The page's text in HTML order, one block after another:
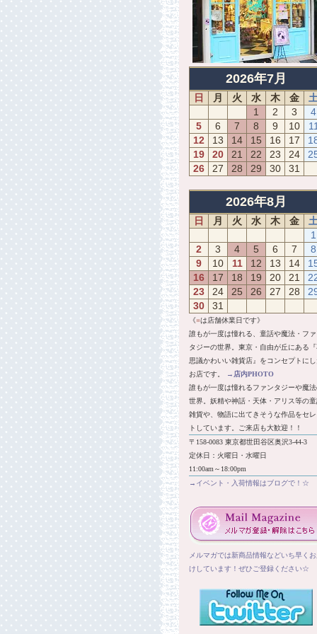
2026年7月
日 月 火 水 木 金
土
1
2 3
4
5
6 7 8 9 10
11
12
13 14 15 16 17
19
20 21 22 23 24
26
27 28 29 30 31
2026年8月
日 月 火 水 木 金
土
1
2
3 4 5 6 7
8
9
10 11 12 13 14
16
17 18 19 20 21
23
24 25 26 27 28
30
31
《■は店舗休業日です》
誰もが一度は憧れる、童話や魔法・ファ
タジーの世界。東京・自由が丘にある『
思議かわいい雑貨店』をコンセプトにし
お店です。
→ 店内PHOTO
誰もが一度は憧れるファンタジーや魔
世界。妖精や神話・天体・アリス等の
雑貨や、物語に出てきそうな作品をセレ
トしています。ご来店も大歓迎！！
〒158-0083 東京都世田谷区奥沢3-44-3
定休日：火曜日・水曜日
11:00am～18:00pm
→イベント・入荷情報はブログで！☆
メルマガでは新商品情報などいち早くお
けしています！ぜひご登録ください☆